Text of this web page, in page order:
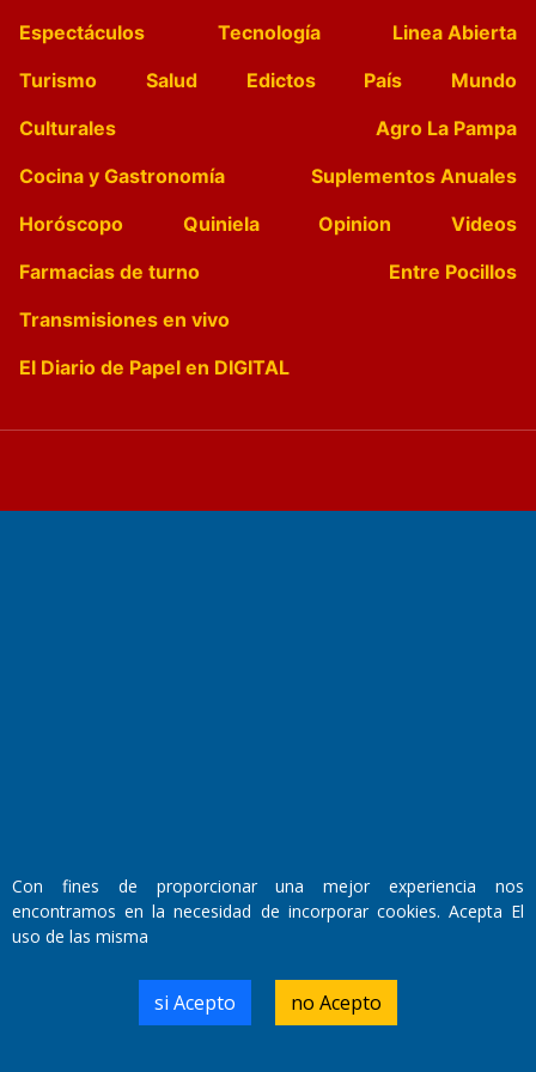
Espectáculos
Tecnología
Linea Abierta
Turismo
Salud Edictos País
Mundo
Culturales
Agro La Pampa
Cocina y Gastronomía
Suplementos Anuales
Horóscopo
Quiniela Opinion
Videos
Farmacias de turno
Entre Pocillos
Transmisiones en vivo
El Diario de Papel en DIGITAL
Domicilio Legal: José Ingenieros 855,
Santa Rosa, La Pampa.
RL-2019-55551274-APN-DNDA#MJ
Con fines de proporcionar una mejor experiencia nos
encontramos en la necesidad de incorporar cookies. Acepta El
uso de las misma
si Acepto no Acepto